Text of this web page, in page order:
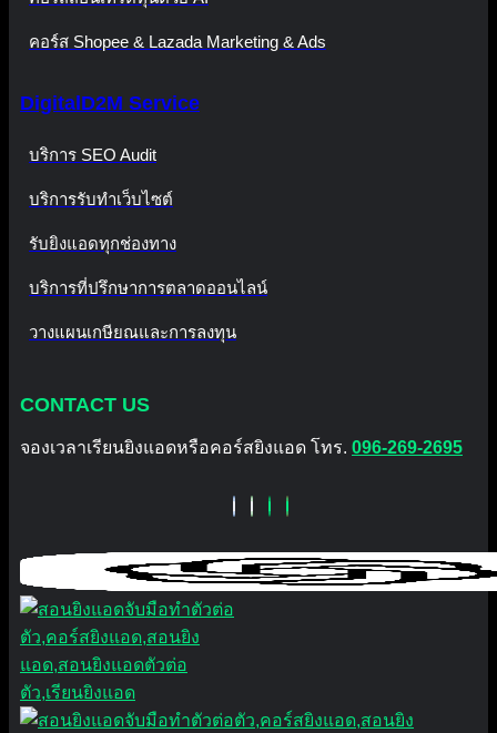
คอร์ส Shopee & Lazada Marketing & Ads
DigitalD2M Service
บริการ SEO Audit
บริการรับทำเว็บไซต์
รับยิงแอดทุกช่องทาง
บริการที่ปรึกษาการตลาดออนไลน์
วางแผนเกษียณและการลงทุน
CONTACT US
จองเวลาเรียนยิงแอดหรือคอร์สยิงแอด โทร. 096-269-2695